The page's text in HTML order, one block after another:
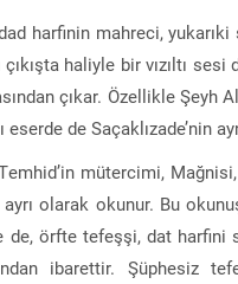
harfinin mahreci,
haliyle bir vızıltı
çıkar. Özellikle Şeyh
de Saçaklızade’nin
mütercimi,
olarak okunur. Bu
örfte tefeşşi, dat harfini
ibarettir. Şüphesiz